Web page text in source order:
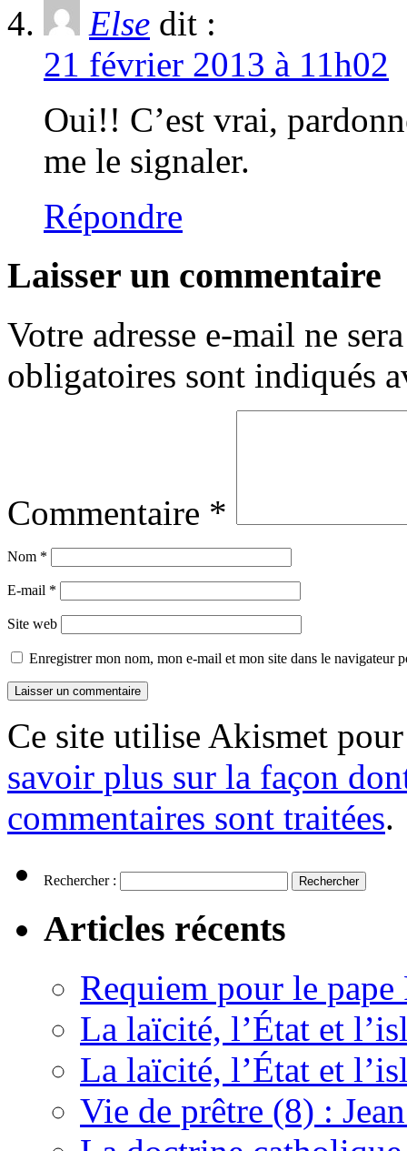
Else dit :
21 février 2013 à 11h02
Oui!! C’est vrai,
me le signaler.
Répondre
Laisser un commentaire
Votre adresse e-mail ne
obligatoires sont indiqués
Commentaire *
Nom *
E-mail *
Site web
Enregistrer mon nom, mon e-mail et mon site dans le navigateur
Ce site utilise Akismet
savoir plus sur la façon
commentaires sont traitées.
Rechercher :
Articles récents
Requiem pour le pape
La laïcité, l’État et
La laïcité, l’État et
Vie de prêtre (8) :